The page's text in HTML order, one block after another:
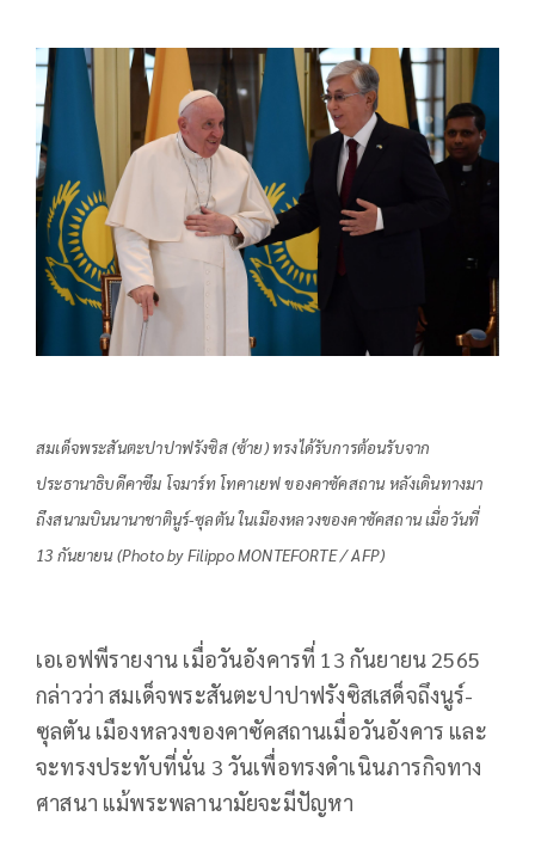
สมเด็จพระสันตะปาปาฟรังซิส (ซ้าย) ทรงได้รับการต้อนรับจาก
ประธานาธิบดีคาซึม โจมาร์ท โทคาเยฟ ของคาซัคสถาน หลังเดินทางมา
ถึงสนามบินนานาชาตินูร์-ซุลตัน ในเมืองหลวงของคาซัคสถาน เมื่อวันที่
13 กันยายน (Photo by Filippo MONTEFORTE / AFP)
เอเอฟพีรายงาน เมื่อวันอังคารที่ 13 กันยายน 2565
กล่าวว่า สมเด็จพระสันตะปาปาฟรังซิสเสด็จถึงนูร์-
ซุลตัน เมืองหลวงของคาซัคสถานเมื่อวันอังคาร และ
จะทรงประทับที่นั่น 3 วันเพื่อทรงดำเนินภารกิจทาง
ศาสนา แม้พระพลานามัยจะมีปัญหา